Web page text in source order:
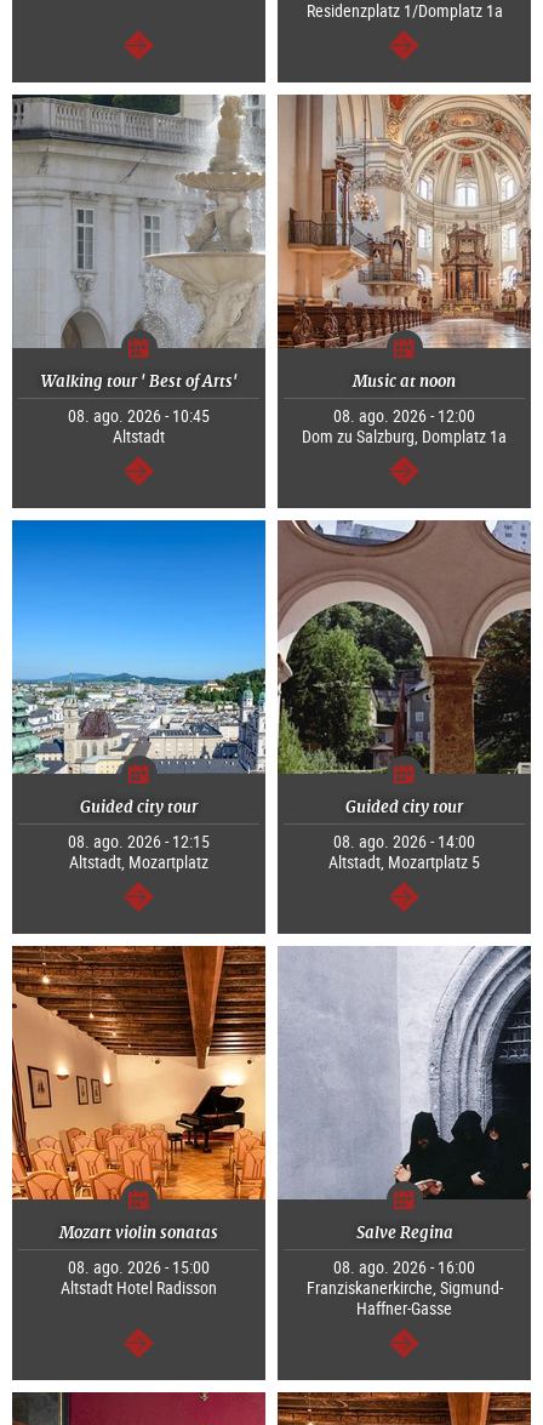
segue
Residenzplatz 1/Domplatz 1a
segue
Walking tour ' Best of Arts'
08. ago. 2026 - 10:45
Altstadt
segue
Music at noon
08. ago. 2026 - 12:00
Dom zu Salzburg, Domplatz 1a
segue
Guided city tour
08. ago. 2026 - 12:15
Altstadt, Mozartplatz
segue
Guided city tour
08. ago. 2026 - 14:00
Altstadt, Mozartplatz 5
segue
Mozart violin sonatas
08. ago. 2026 - 15:00
Altstadt Hotel Radisson
segue
Salve Regina
08. ago. 2026 - 16:00
Franziskanerkirche, Sigmund-
Haffner-Gasse
segue